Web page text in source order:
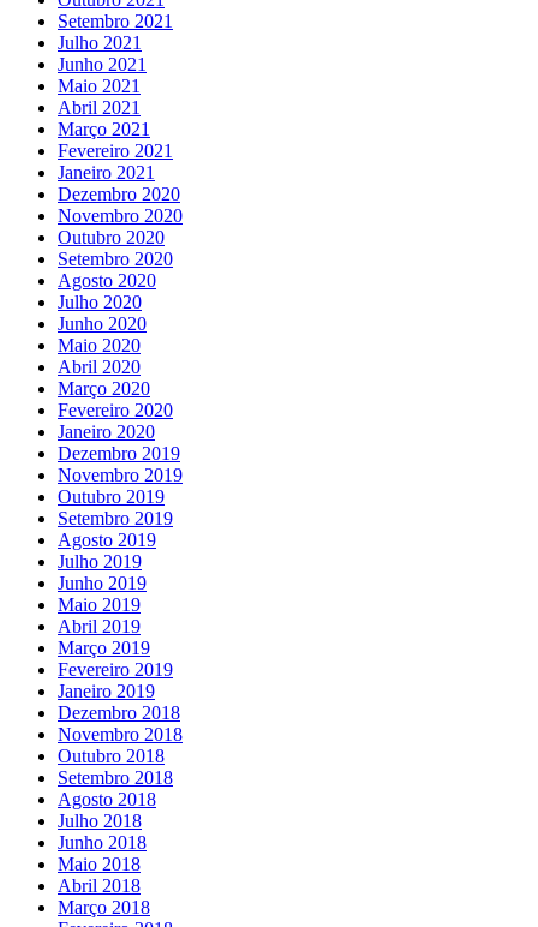
Setembro 2021
Julho 2021
Junho 2021
Maio 2021
Abril 2021
Março 2021
Fevereiro 2021
Janeiro 2021
Dezembro 2020
Novembro 2020
Outubro 2020
Setembro 2020
Agosto 2020
Julho 2020
Junho 2020
Maio 2020
Abril 2020
Março 2020
Fevereiro 2020
Janeiro 2020
Dezembro 2019
Novembro 2019
Outubro 2019
Setembro 2019
Agosto 2019
Julho 2019
Junho 2019
Maio 2019
Abril 2019
Março 2019
Fevereiro 2019
Janeiro 2019
Dezembro 2018
Novembro 2018
Outubro 2018
Setembro 2018
Agosto 2018
Julho 2018
Junho 2018
Maio 2018
Abril 2018
Março 2018